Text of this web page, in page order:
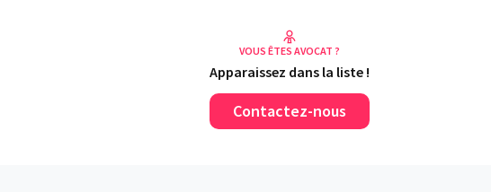
VOUS ÊTES AVOCAT ?
Apparaissez dans la liste !
Contactez-nous